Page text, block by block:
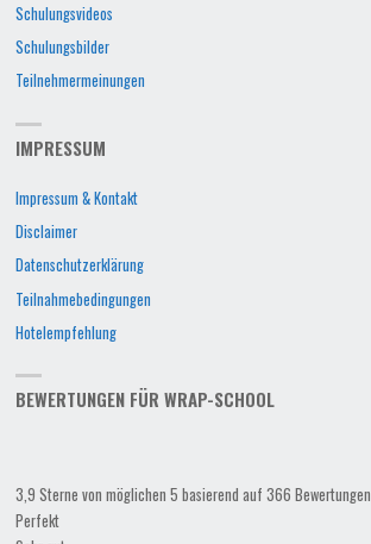
Schulungsvideos
Schulungsbilder
Teilnehmermeinungen
IMPRESSUM
Impressum & Kontakt
Disclaimer
Datenschutzerklärung
Teilnahmebedingungen
Hotelempfehlung
BEWERTUNGEN FÜR WRAP-SCHOOL
3,9 Sterne von möglichen 5 basierend auf 366 Bewertungen
Perfekt